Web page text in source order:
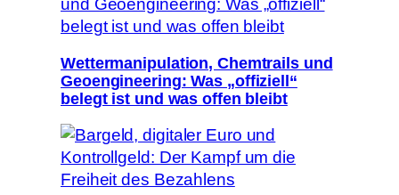
Wettermanipulation, Chemtrails und
Geoengineering: Was „offiziell“
belegt ist und was offen bleibt